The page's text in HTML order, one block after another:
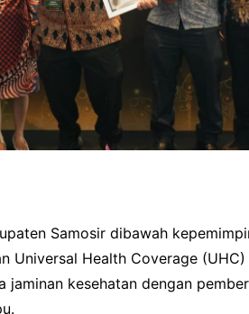
Samosir dibawah
Universal Health Coverage
kesehatan dengan